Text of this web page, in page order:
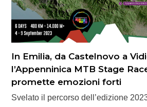
In Emilia, da Castelnovo a
l’Appenninica MTB Stage
promette emozioni forti
Svelato il percorso dell’edizione